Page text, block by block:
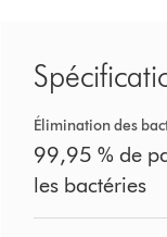
Élimination des
99,95 % de
les bactéries